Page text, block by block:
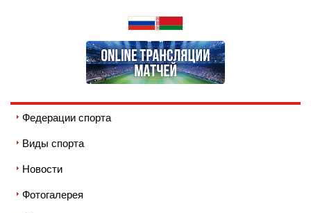
Федерации спорта
Виды спорта
Новости
Фотогалерея